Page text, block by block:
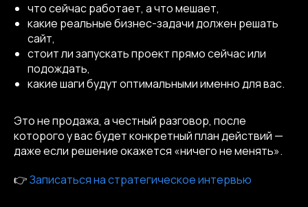
что сейчас работает, а что мешает,
какие реальные бизнес-задачи должен решать
сайт,
стоит ли запускать проект прямо сейчас или
подождать,
какие шаги будут оптимальными именно для вас.
Это не продажа, а честный разговор, после
которого у вас будет конкретный план действий —
даже если решение окажется «ничего не менять».
👉Записаться на стратегическое интервью